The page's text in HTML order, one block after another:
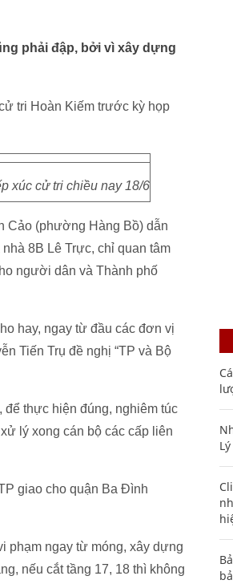
phải đập, bởi vì xây dựng
tri Hoàn Kiếm trước kỳ họp
xúc cử tri chiều nay 18/6
Cảo (phường Hàng Bồ) dẫn
8B Lê Trực, chỉ quan tâm
người dân và Thành phố
hay, ngay từ đầu các đơn vị
Tiến Trụ đề nghị “TP và Bộ
thực hiện đúng, nghiêm túc
lý xong cán bộ các cấp liên
giao cho quận Ba Đình
phạm ngay từ móng, xây dựng
nếu cắt tầng 17, 18 thì không